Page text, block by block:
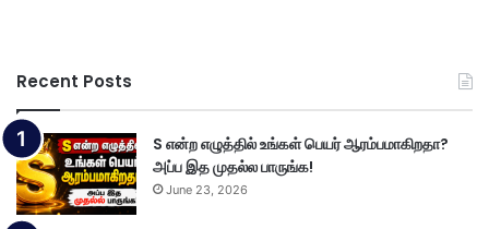
Recent Posts
S என்ற எழுத்தில் உங்கள் பெயர் ஆரம்பமாகிறதா?
அப்ப இத முதல்ல பாருங்க!
June 23, 2026